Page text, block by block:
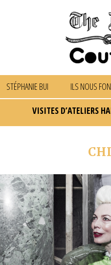
STÉPHANIE BUI ILS NOUS
VISITES D’ATELIERS